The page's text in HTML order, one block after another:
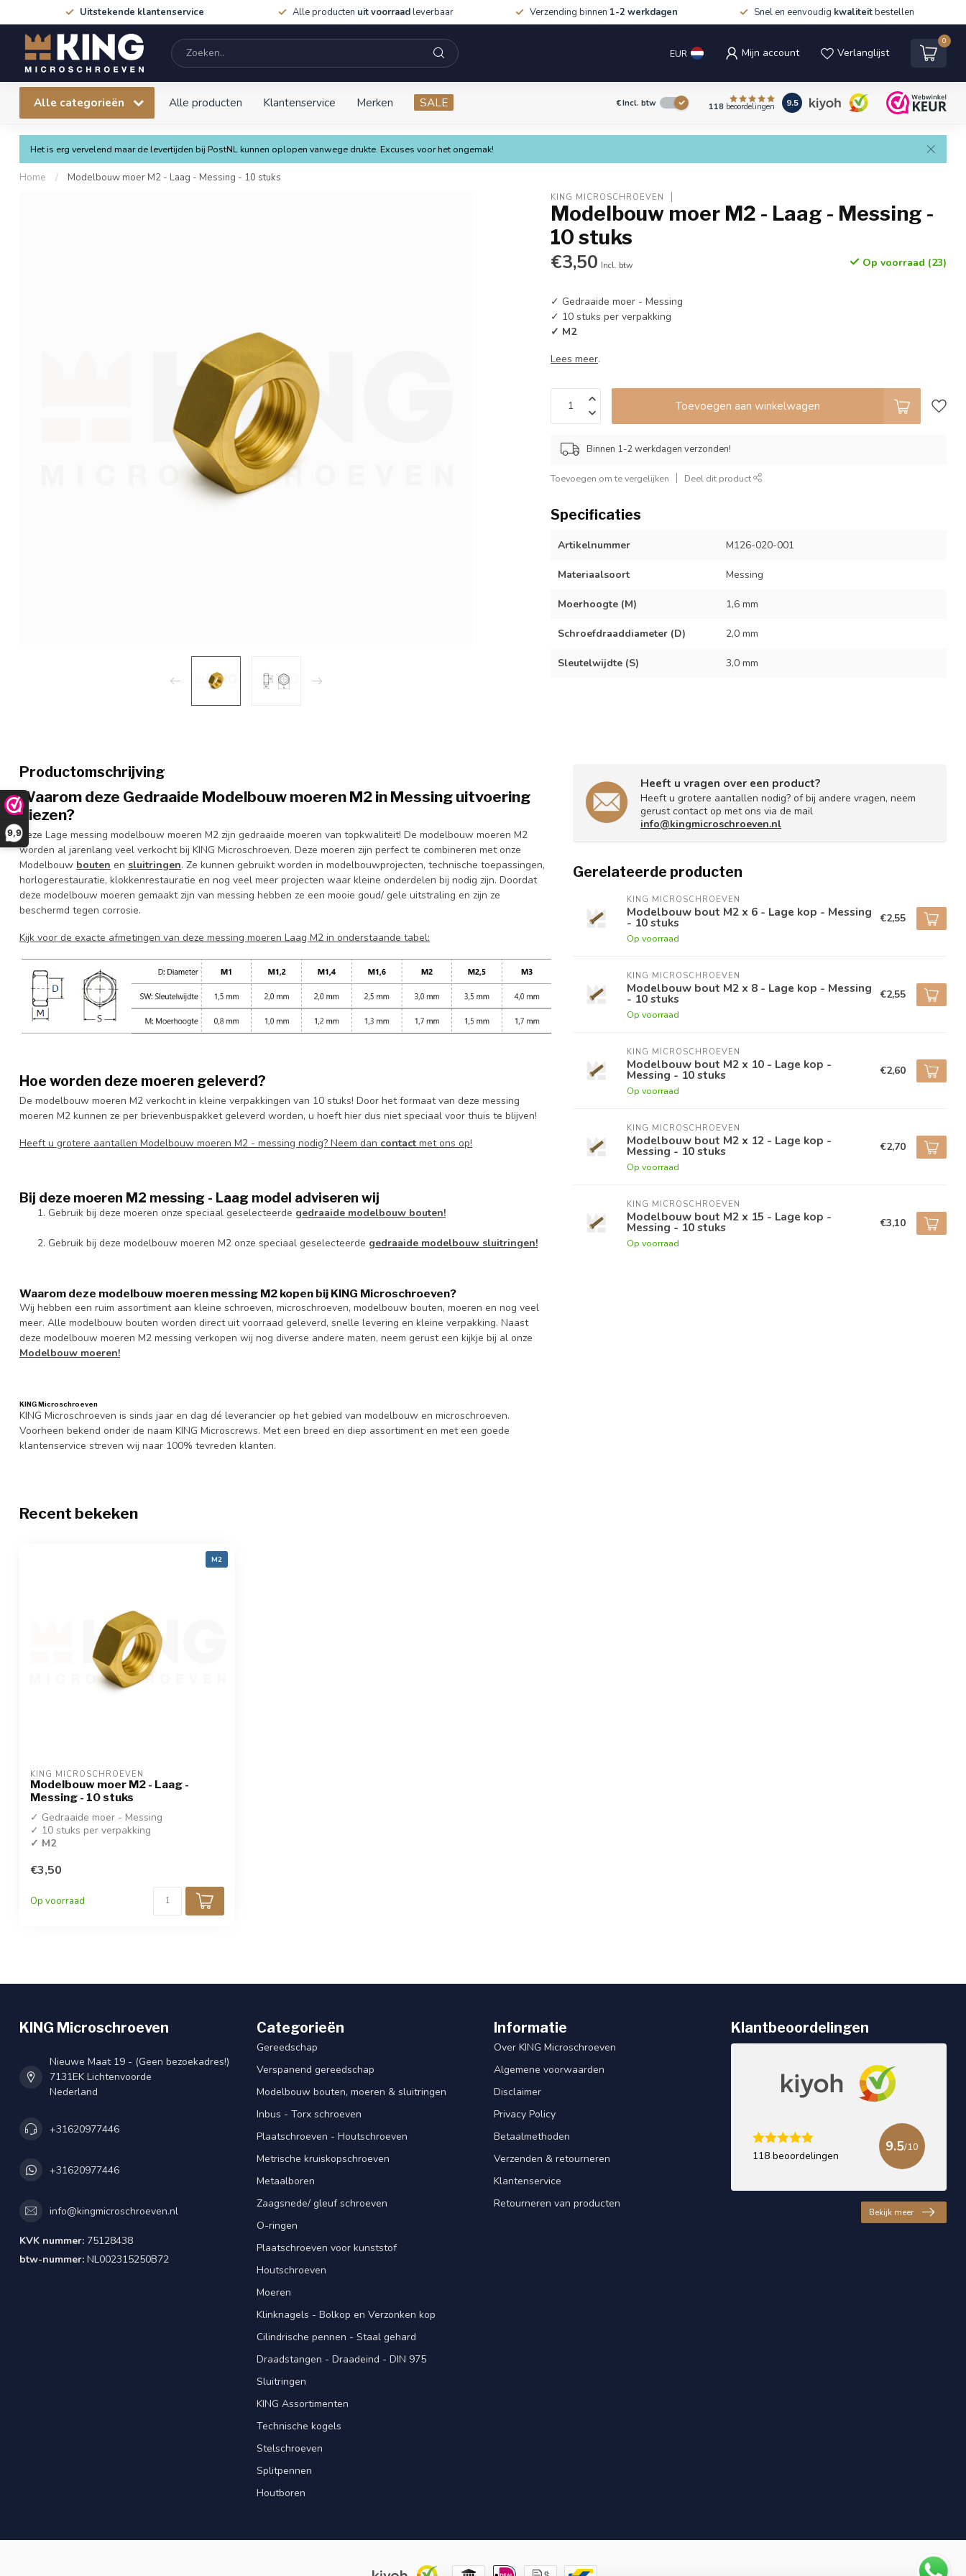
9,9
Uitstekende klantenservice Alle producten uit voorraadleverbaar Verzending binnen 1-2 werkdagen Snel en eenvoudig kwaliteitbestellen
EUR Mijn account Verlanglijst
0
Alle categorieën Alle producten Klantenservice Merken SALE €Incl. btw 118 beoordelingen 9.5
Het is erg vervelend maar de levertijden bij PostNL kunnen oplopen vanwege drukte. Excuses voor het ongemak!
Home / Modelbouw moer M2 - Laag - Messing - 10 stuks
KING MICROSCHROEVEN
Modelbouw moer M2 - Laag - Messing -
10 stuks
€3,50 Incl. btw Op voorraad (23)
✓ Gedraaide moer - Messing
✓ 10 stuks per verpakking
✓ M2
Lees meer.
Toevoegen aan winkelwagen
Binnen 1-2 werkdagen verzonden!
Toevoegen om te vergelijken Deel dit product
Specificaties
Artikelnummer M126-020-001
Materiaalsoort Messing
Moerhoogte (M) 1,6 mm
Schroefdraaddiameter (D) 2,0 mm
Sleutelwijdte (S) 3,0 mm
Productomschrijving
Waarom deze Gedraaide Modelbouw moeren M2 in Messing uitvoering
kiezen?
Deze Lage messing modelbouw moeren M2 zijn gedraaide moeren van topkwaliteit! De modelbouw moeren M2
worden al jarenlang veel verkocht bij KING Microschroeven. Deze moeren zijn perfect te combineren met onze
Modelbouw bouten en sluitringen. Ze kunnen gebruikt worden in modelbouwprojecten, technische toepassingen,
horlogerestauratie, klokkenrestauratie en nog veel meer projecten waar kleine onderdelen bij nodig zijn. Doordat
deze modelbouw moeren gemaakt zijn van messing hebben ze een mooie goud/ gele uitstraling en zijn ze
beschermd tegen corrosie.
Kijk voor de exacte afmetingen van deze messing moeren Laag M2 in onderstaande tabel:
Hoe worden deze moeren geleverd?
De modelbouw moeren M2 verkocht in kleine verpakkingen van 10 stuks! Door het formaat van deze messing
moeren M2 kunnen ze per brievenbuspakket geleverd worden, u hoeft hier dus niet speciaal voor thuis te blijven!
Heeft u grotere aantallen Modelbouw moeren M2 - messing nodig? Neem dan contact met ons op!
Bij deze moeren M2 messing - Laag model adviseren wij
Gebruik bij deze moeren onze speciaal geselecteerde gedraaide modelbouw bouten!
Gebruik bij deze modelbouw moeren M2 onze speciaal geselecteerde gedraaide modelbouw sluitringen!
Waarom deze modelbouw moeren messing M2 kopen bij KING Microschroeven?
Wij hebben een ruim assortiment aan kleine schroeven, microschroeven, modelbouw bouten, moeren en nog veel
meer. Alle modelbouw bouten worden direct uit voorraad geleverd, snelle levering en kleine verpakking. Naast
deze modelbouw moeren M2 messing verkopen wij nog diverse andere maten, neem gerust een kijkje bij al onze
Modelbouw moeren!
KING Microschroeven
KING Microschroeven is sinds jaar en dag dé leverancier op het gebied van modelbouw en microschroeven.
Voorheen bekend onder de naam KING Microscrews. Met een breed en diep assortiment en met een goede
klantenservice streven wij naar 100% tevreden klanten.
Heeft u vragen over een product?
Heeft u grotere aantallen nodig? of bij andere vragen, neem
gerust contact op met ons via de mail
info@kingmicroschroeven.nl
Gerelateerde producten
KING MICROSCHROEVEN
Modelbouw bout M2 x 6 - Lage kop - Messing
- 10 stuks
Op voorraad
€2,55
KING MICROSCHROEVEN
Modelbouw bout M2 x 8 - Lage kop - Messing
- 10 stuks
Op voorraad
€2,55
KING MICROSCHROEVEN
Modelbouw bout M2 x 10 - Lage kop -
Messing - 10 stuks
Op voorraad
€2,60
KING MICROSCHROEVEN
Modelbouw bout M2 x 12 - Lage kop -
Messing - 10 stuks
Op voorraad
€2,70
KING MICROSCHROEVEN
Modelbouw bout M2 x 15 - Lage kop -
Messing - 10 stuks
Op voorraad
€3,10
Recent bekeken
M2
KING MICROSCHROEVEN
Modelbouw moer M2 - Laag -
Messing - 10 stuks
✓ Gedraaide moer - Messing
✓ 10 stuks per verpakking
✓ M2
€3,50
Op voorraad
KING Microschroeven
Nieuwe Maat 19 - (Geen bezoekadres!)
7131EK Lichtenvoorde
Nederland
+31620977446
+31620977446
info@kingmicroschroeven.nl
KVK nummer: 75128438
btw-nummer: NL002315250B72
Categorieën
Gereedschap
Verspanend gereedschap
Modelbouw bouten, moeren & sluitringen
Inbus - Torx schroeven
Plaatschroeven - Houtschroeven
Metrische kruiskopschroeven
Metaalboren
Zaagsnede/ gleuf schroeven
O-ringen
Plaatschroeven voor kunststof
Houtschroeven
Moeren
Klinknagels - Bolkop en Verzonken kop
Cilindrische pennen - Staal gehard
Draadstangen - Draadeind - DIN 975
Sluitringen
KING Assortimenten
Technische kogels
Stelschroeven
Splitpennen
Houtboren
Informatie
Over KING Microschroeven
Algemene voorwaarden
Disclaimer
Privacy Policy
Betaalmethoden
Verzenden & retourneren
Klantenservice
Retourneren van producten
Klantbeoordelingen
118 beoordelingen
9.5/10
Bekijk meer